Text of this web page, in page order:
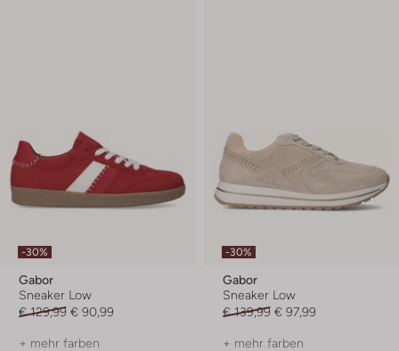
-30%
Gabor
Sneaker Low
€ 129,99 € 90,99
+ mehr farben
-30%
Gabor
Sneaker Low
€ 139,99 € 97,99
+ mehr farben